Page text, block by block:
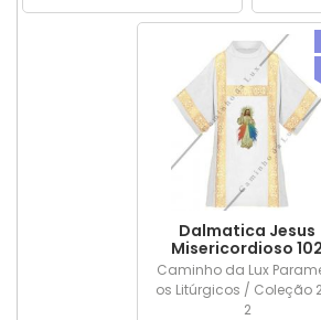
Dalmatica Jesus
Misericordioso 102
Caminho da Lux
os Litúrgicos / Coleção
2